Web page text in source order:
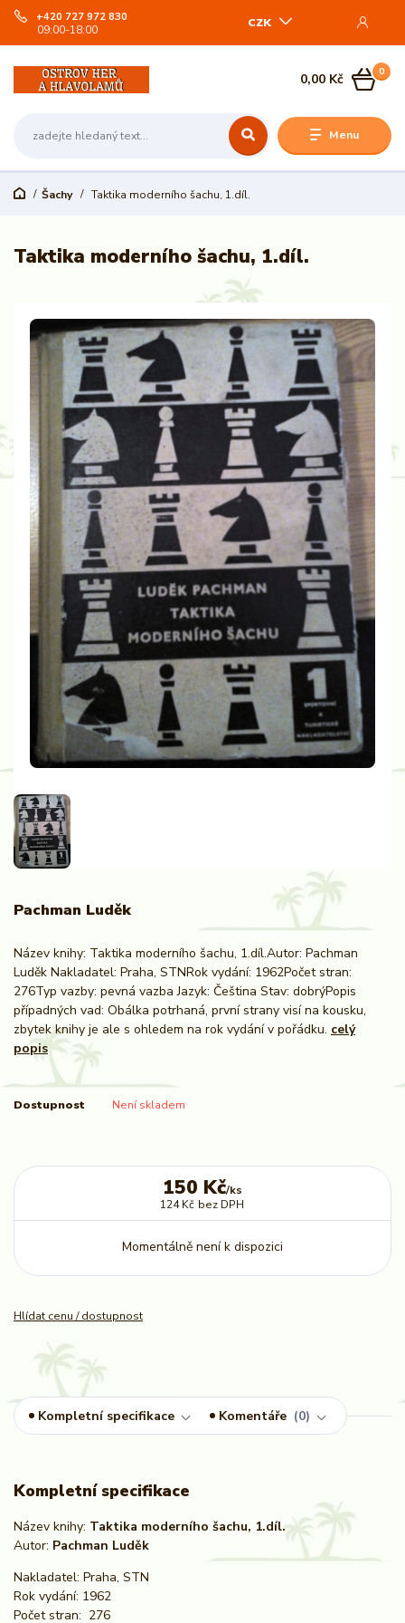
Menu
CZK
+420 727 972 830
09:00-18:00
0
0,00 Kč
Šachy Taktika moderního šachu, 1.díl.
Taktika moderního šachu, 1.díl.
Pachman Luděk
Název knihy: Taktika moderního šachu, 1.díl.Autor: Pachman
Luděk Nakladatel: Praha, STNRok vydání: 1962Počet stran:
276Typ vazby: pevná vazba Jazyk: Čeština Stav: dobrýPopis
případných vad: Obálka potrhaná, první strany visí na kousku,
zbytek knihy je ale s ohledem na rok vydání v pořádku. celý
popis
Dostupnost Není skladem
150 Kč/ks
124 Kč bez DPH
Momentálně není k dispozici
Hlídat cenu / dostupnost
Kompletní specifikace Komentáře 0
Kompletní specifikace
Název knihy: Taktika moderního šachu, 1.díl.
Autor: Pachman Luděk
Nakladatel: Praha, STN
Rok vydání: 1962
Počet stran: 276